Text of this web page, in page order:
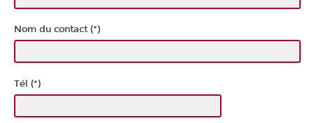
Nom du contact (*)
Tél (*)